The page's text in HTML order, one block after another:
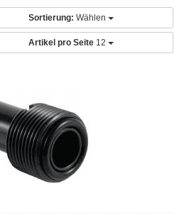
Sortierung: Wählen
Artikel pro Seite 12